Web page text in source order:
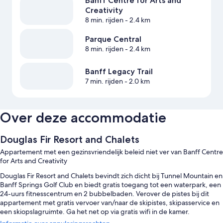
Creativity
8 min. rijden- 2.4 km
Parque Central
8 min. rijden- 2.4 km
Banff Legacy Trail
7 min. rijden- 2.0 km
Over deze accommodatie
Douglas Fir Resort and Chalets
Appartement met een gezinsvriendelijk beleid niet ver van Banff Centre
for Arts and Creativity
Douglas Fir Resort and Chalets bevindt zich dicht bij Tunnel Mountain en
Banff Springs Golf Club en biedt gratis toegang tot een waterpark, een
24-uurs fitnesscentrum en 2 bubbelbaden. Verover de pistes bij dit
appartement met gratis vervoer van/naar de skipistes, skipasservice en
een skiopslagruimte. Ga het net op via gratis wifi in de kamer.